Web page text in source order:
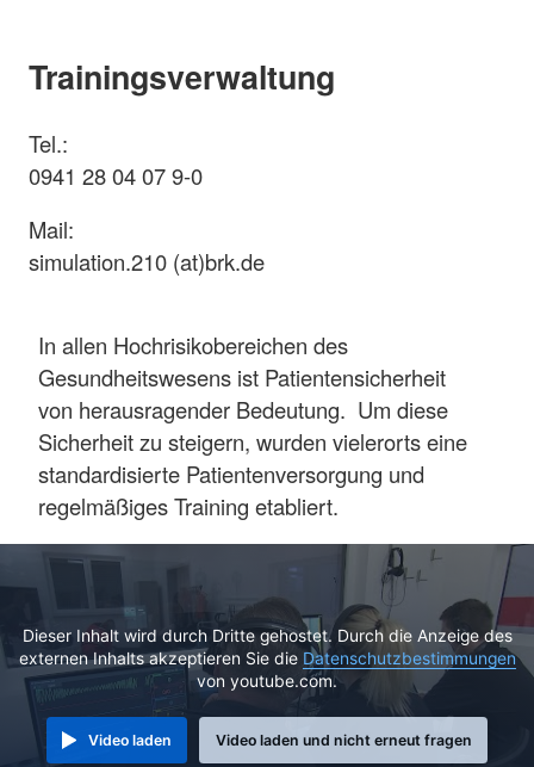
Trainingsverwaltung
Tel.:
0941 28 04 07 9-0
Mail:
simulation.210 (at)brk.de
In allen Hochrisikobereichen des
Gesundheitswesens ist Patientensicherheit
von herausragender Bedeutung. Um diese
Sicherheit zu steigern, wurden vielerorts eine
standardisierte Patientenversorgung und
regelmäßiges Training etabliert.
Dieser Inhalt wird durch Dritte gehostet. Durch die Anzeige des
externen Inhalts akzeptieren Sie die Datenschutzbestimmungen
von youtube.com.
Video laden Video laden und nicht erneut fragen